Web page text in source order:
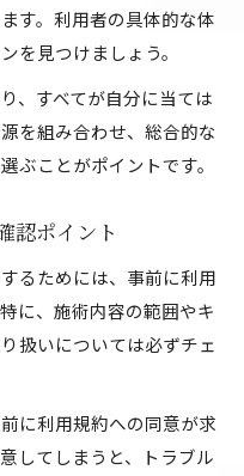
す。利用者の具体的な体
を見つけましょう。
、すべてが自分に当ては
を組み合わせ、総合的な
ぶことがポイントです。
認ポイント
るためには、事前に利用
に、施術内容の範囲やキ
扱いについては必ずチェ
に利用規約への同意が求
してしまうと、トラブル